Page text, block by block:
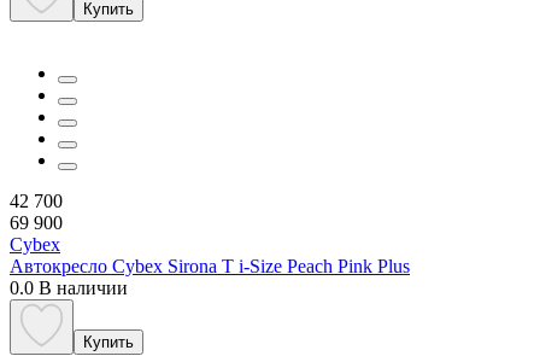
Купить
42 700
69 900
Cybex
Автокресло Cybex Sirona T i-Size Peach Pink Plus
0.0 В наличии
Купить